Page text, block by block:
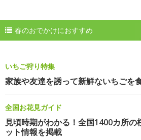
春のおでかけにおすすめ
いちご狩り特集
家族や友達を誘って新鮮ないちごを
全国お花見ガイド
見頃時期がわかる！全国1400カ所の
ット情報を掲載